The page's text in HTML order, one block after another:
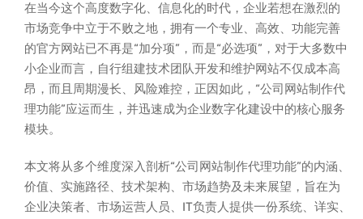
在当今这个高度数字化、信息化的时代，企业若想在激烈的
市场竞争中立于不败之地，拥有一个专业、高效、功能完善
的官方网站已不再是“加分项”，而是“必选项”，对于大多数中
小企业而言，自行组建技术团队开发和维护网站不仅成本高
昂，而且周期漫长、风险难控，正因如此，“公司网站制作代
理功能”应运而生，并迅速成为企业数字化建设中的核心服务
模块。
本文将从多个维度深入剖析“公司网站制作代理功能”的内涵、
价值、实施路径、技术架构、市场趋势及未来展望，旨在为
企业决策者、市场运营人员、IT负责人提供一份系统、详实、